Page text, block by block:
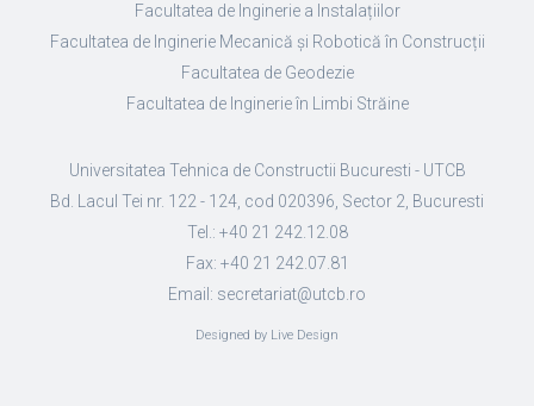
Facultatea de Inginerie a Instalațiilor
Facultatea de Inginerie Mecanică și Robotică în Construcții
Facultatea de Geodezie
Facultatea de Inginerie în Limbi Străine
Universitatea Tehnica de Constructii Bucuresti - UTCB
Bd. Lacul Tei nr. 122 - 124, cod 020396, Sector 2, Bucuresti
Tel.: +40 21 242.12.08
Fax: +40 21 242.07.81
Email: secretariat@utcb.ro
Designed by Live Design